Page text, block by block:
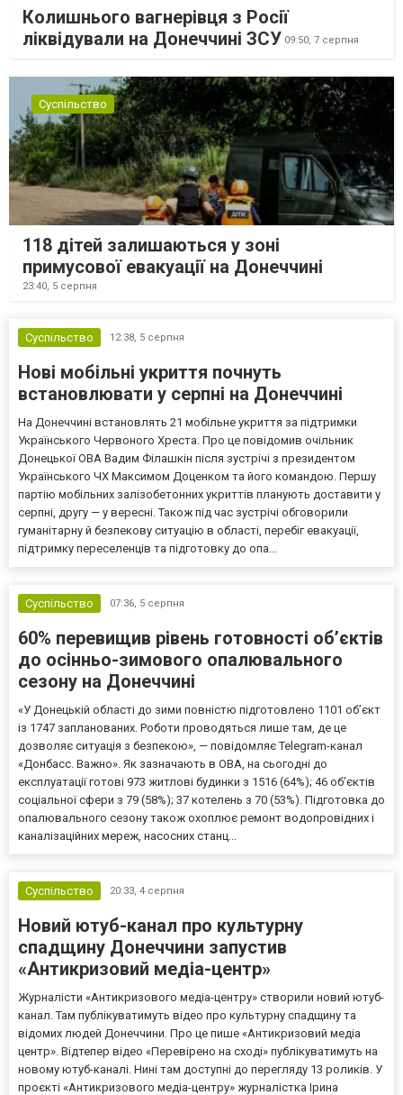
Колишнього вагнерівця з Росії
ліквідували на Донеччині ЗСУ 09:50, 7 серпня
Суспільство
118 дітей залишаються у зоні
примусової евакуації на Донеччині
23:40, 5 серпня
Суспільство 12:38, 5 серпня
Нові мобільні укриття почнуть
встановлювати у серпні на Донеччині
На Донеччині встановлять 21 мобільне укриття за підтримки
Українського Червоного Хреста. Про це повідомив очільник
Донецької ОВА Вадим Філашкін після зустрічі з президентом
Українського ЧХ Максимом Доценком та його командою. Першу
партію мобільних залізобетонних укриттів планують доставити у
серпні, другу — у вересні. Також під час зустрічі обговорили
гуманітарну й безпекову ситуацію в області, перебіг евакуації,
підтримку переселенців та підготовку до опа...
Суспільство 07:36, 5 серпня
60% перевищив рівень готовності об’єктів
до осінньо-зимового опалювального
сезону на Донеччині
«У Донецькій області до зими повністю підготовлено 1101 об’єкт
із 1747 запланованих. Роботи проводяться лише там, де це
дозволяє ситуація з безпекою», — повідомляє Telegram-канал
«Донбасс. Важно». Як зазначають в ОВА, на сьогодні до
експлуатації готові 973 житлові будинки з 1516 (64%); 46 об’єктів
соціальної сфери з 79 (58%); 37 котелень з 70 (53%). Підготовка до
опалювального сезону також охоплює ремонт водопровідних і
каналізаційних мереж, насосних станц...
Суспільство 20:33, 4 серпня
Новий ютуб-канал про культурну
спадщину Донеччини запустив
«Антикризовий медіа-центр»
Журналісти «Антикризового медіа-центру» створили новий ютуб-
канал. Там публікуватимуть відео про культурну спадщину та
відомих людей Донеччини. Про це пише «Антикризовий медіа
центр». Відтепер відео «Перевірено на сході» публікуватимуть на
новому ютуб-каналі. Нині там доступні до перегляду 13 роликів. У
проєкті «Антикризового медіа-центру» журналістка Ірина